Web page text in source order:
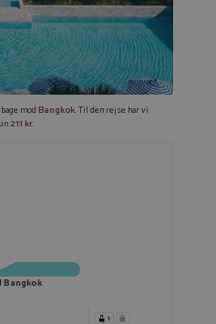
mod Bangkok. Til den rejse har vi
211 kr.